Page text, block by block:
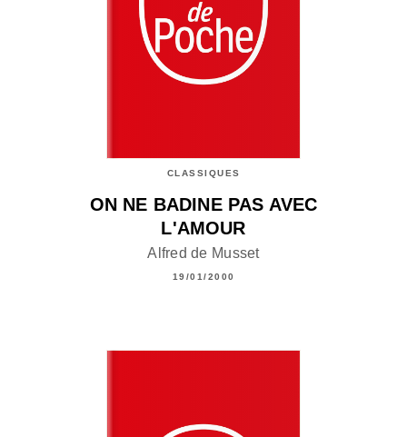
CLASSIQUES
ON NE BADINE PAS AVEC
L'AMOUR
Alfred de Musset
19/01/2000